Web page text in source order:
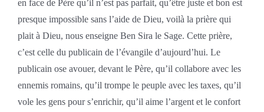
en face de Père qu’il n’est pas parfait, qu’être juste et bon est
presque impossible sans l’aide de Dieu, voilà la prière qui
plait à Dieu, nous enseigne Ben Sira le Sage. Cette prière,
c’est celle du publicain de l’évangile d’aujourd’hui. Le
publicain ose avouer, devant le Père, qu’il collabore avec les
ennemis romains, qu’il trompe le peuple avec les taxes, qu’il
vole les gens pour s’enrichir, qu’il aime l’argent et le confort